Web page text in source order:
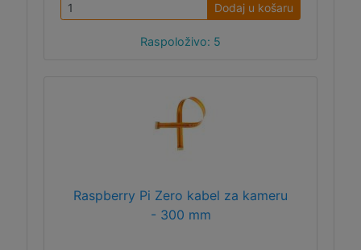
Dodaj u košaru
Raspoloživo: 5
Raspberry Pi Zero kabel za kameru
- 300 mm